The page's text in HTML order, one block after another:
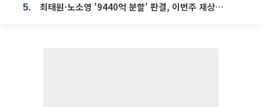
5. 최태원·노소영 '9440억 분할' 판결, 이번주 재상고 여부 주목